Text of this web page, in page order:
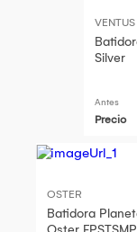
VENTUS
Silver
Antes
Precio
OSTER
Batidora